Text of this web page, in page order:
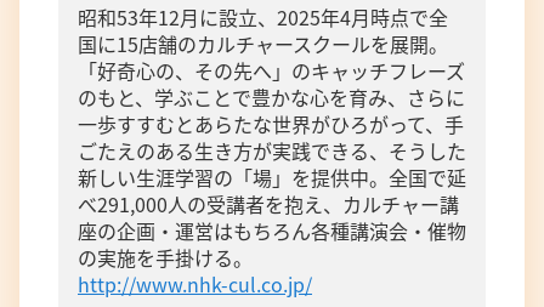
昭和53年12月に設立、2025年4月時点で全
国に15店舗のカルチャースクールを展開。
「好奇心の、その先へ」のキャッチフレーズ
のもと、学ぶことで豊かな心を育み、さらに
一歩すすむとあらたな世界がひろがって、手
ごたえのある生き方が実践できる、そうした
新しい生涯学習の「場」を提供中。全国で延
べ291,000人の受講者を抱え、カルチャー講
座の企画・運営はもちろん各種講演会・催物
の実施を手掛ける。
http://www.nhk-cul.co.jp/